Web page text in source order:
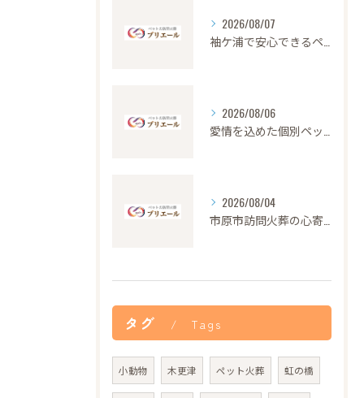
2026/08/07
2026/08/06
2026/08/04
タグ Tags
小動物 木更津 ペット火葬 虹の橋